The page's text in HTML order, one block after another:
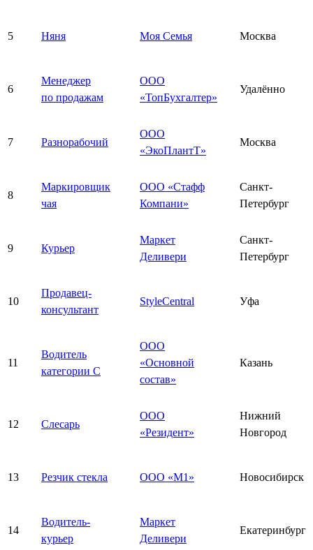
5 Няня Моя Семья Москва
6
Менеджер
по продажам
ООО
«ТопБухгалтер»
Удалённо
7 Разнорабочий
ООО
«ЭкоПлантТ»
Москва
8
Маркировщик
чая
ООО «Стафф
Компани»
Санкт-
Петербург
9 Курьер
Маркет
Деливери
Санкт-
Петербург
10
Продавец-
консультант
StyleCentral Уфа
11
Водитель
категории С
ООО
«Основной
состав»
Казань
12 Слесарь
ООО
«Резидент»
Нижний
Новгород
13 Резчик стекла ООО «М1» Новосибирск
14
Водитель-
курьер
Маркет
Деливери
Екатеринбург